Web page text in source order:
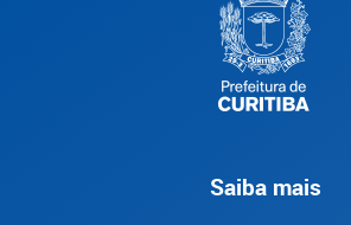
Saiba mais